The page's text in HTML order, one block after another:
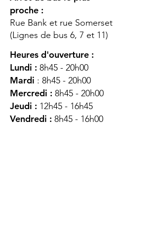
proche :
Rue Bank et rue Somerset
(Lignes de bus 6, 7 et 11)
Heures d'ouverture :
Lundi : 8h45 - 20h00
Mardi : 8h45 - 20h00
Mercredi : 8h45 - 20h00
Jeudi : 12h45 - 16h45
Vendredi : 8h45 - 16h00